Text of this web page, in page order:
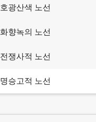
호광산색 노선
화향녹의 노선
전쟁사적 노선
명승고적 노선